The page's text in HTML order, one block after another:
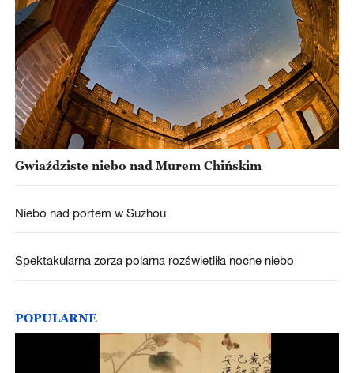
Gwiaździste niebo nad Murem Chińskim
Niebo nad portem w Suzhou
Spektakularna zorza polarna rozświetliła nocne niebo
POPULARNE